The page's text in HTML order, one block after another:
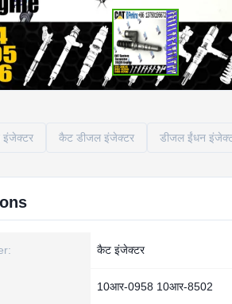
इंजेक्टर कैट डीजल इंजेक्टर डीजल ईंधन
कैट इंजेक्टर
10आर-0958 10आर-8502